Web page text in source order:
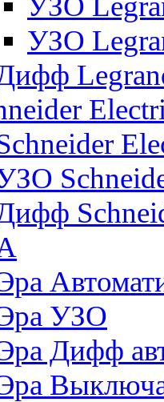
УЗО
УЗО
Дифф